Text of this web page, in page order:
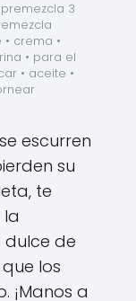
3
• crema •
• para el
• aceite •
escurren
su
te
de
los
¡Manos a